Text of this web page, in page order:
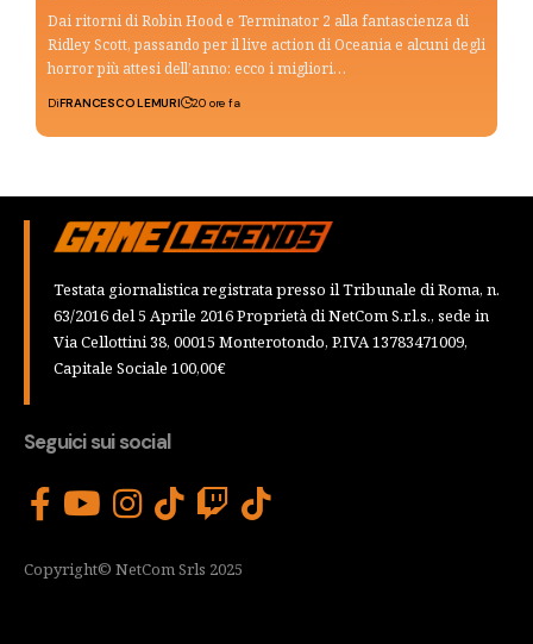
Dai ritorni di Robin Hood e Terminator 2 alla fantascienza di
Ridley Scott, passando per il live action di Oceania e alcuni degli
horror più attesi dell’anno: ecco i migliori…
DiFRANCESCO LEMURI 20 ore fa
Testata giornalistica registrata presso il Tribunale di Roma, n.
63/2016 del 5 Aprile 2016 Proprietà di NetCom S.r.l.s., sede in
Via Cellottini 38, 00015 Monterotondo, P.IVA 13783471009,
Capitale Sociale 100,00€
Seguici sui social
Copyright© NetCom Srls 2025